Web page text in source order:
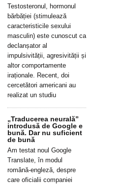
Testosteronul, hormonul
bărbăției (stimulează
caracteristicile sexului
masculin) este cunoscut ca
declanșator al
impulsivității, agresivității și
altor comportamente
iraționale. Recent, doi
cercetători americani au
realizat un studiu
„Traducerea neurală”
introdusă de Google e
bună. Dar nu suficient
de bună
Am testat noul Google
Translate, în modul
română-engleză, despre
care oficialii companiei